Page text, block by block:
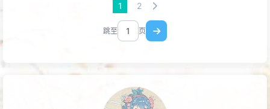
1 2
跳至 页